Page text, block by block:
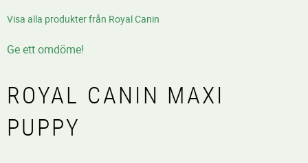
Visa alla produkter från Royal Canin
Ge ett omdöme!
ROYAL CANIN MAXI
PUPPY